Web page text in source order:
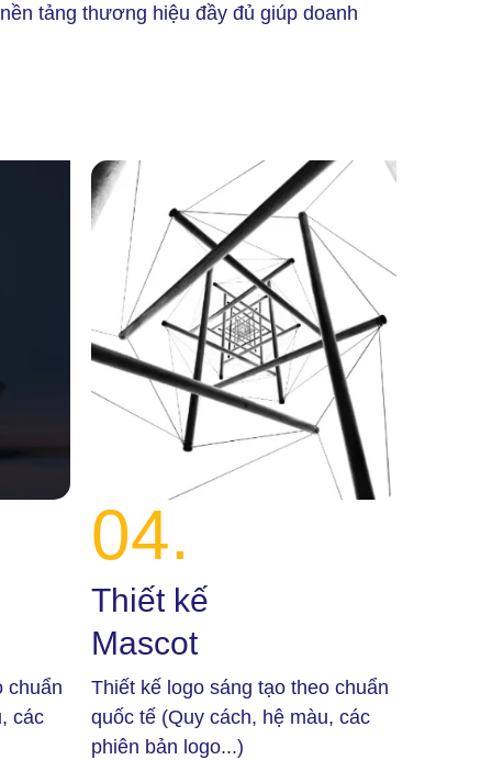
tảng thương hiệu đầy đủ giúp doanh
chuẩn
các
04.
Thiết kế
Mascot
Thiết kế logo sáng tạo theo chuẩn
quốc tế (Quy cách, hệ màu, các
phiên bản logo...)